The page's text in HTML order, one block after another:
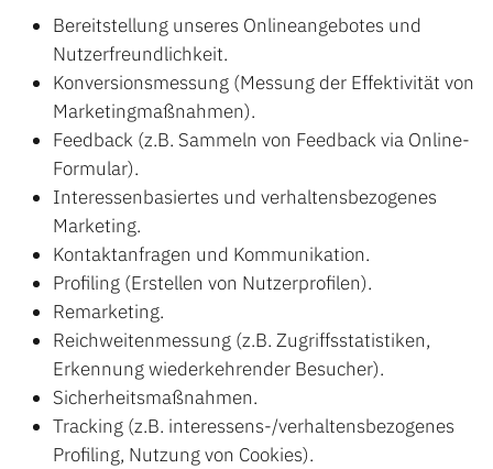
Bereitstellung unseres Onlineangebotes und
Nutzerfreundlichkeit.
Konversionsmessung (Messung der Effektivität von
Marketingmaßnahmen).
Feedback (z.B. Sammeln von Feedback via Online-
Formular).
Interessenbasiertes und verhaltensbezogenes
Marketing.
Kontaktanfragen und Kommunikation.
Profiling (Erstellen von Nutzerprofilen).
Remarketing.
Reichweitenmessung (z.B. Zugriffsstatistiken,
Erkennung wiederkehrender Besucher).
Sicherheitsmaßnahmen.
Tracking (z.B. interessens-/verhaltensbezogenes
Profiling, Nutzung von Cookies).